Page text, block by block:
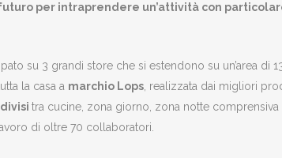
per intraprendere un’attività con
su 3 grandi store che si estendono su un’area di
la casa a marchio Lops, realizzata dai migliori
tra cucine, zona giorno, zona notte comprensiva
di oltre 70 collaboratori.